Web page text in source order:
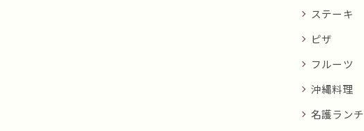
ステーキ
ピザ
フルーツ
沖縄料理
名護ランチ